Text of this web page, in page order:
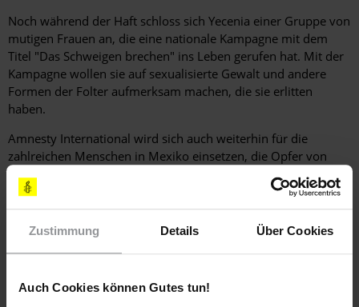
Zustimmung Details Über Cookies
Auch Cookies können Gutes tun!
Noch während der Haft schloss sich Yecenia einer Gruppe von
mutigen Frauen an, die eine nationale Kampagne mit dem
Titel "Das Schweigen brechen" ins Leben gerufen hat. Mit der
Kampagne wollen sie auf sexualisierte Gewalt und andere
Formen der Folter aufmerksam machen, die sie erlitten
haben.
Amnesty International wird sich auch weiterhin für die
zahlreichen Menschen in Mexiko einsetzen, die Opfer von